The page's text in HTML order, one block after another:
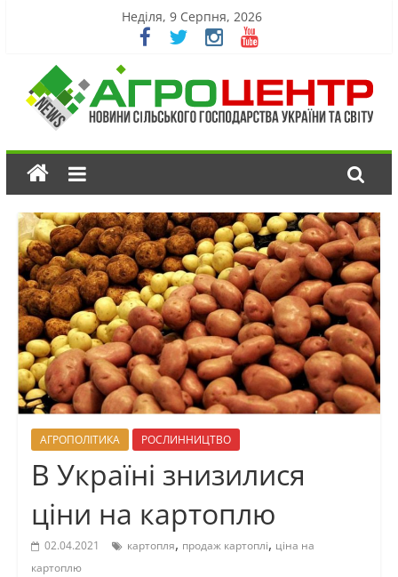
Неділя, 9 Серпня, 2026
АГРОПОЛІТИКА РОСЛИННИЦТВО
В Україні знизилися
ціни на картоплю
02.04.2021 картопля, продаж картоплі, ціна на
картоплю